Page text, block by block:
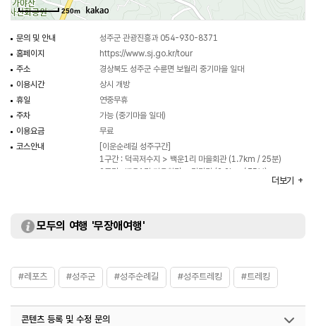
250m
문의 및 안내
성주군 관광진흥과 054-930-8371
홈페이지
https://www.sj.go.kr/tour
주소
경상북도 성주군 수륜면 보월리 중기마을 일대
이용시간
상시 개방
휴일
연중무휴
주차
가능 (중기마을 일대)
이용요금
무료
코스안내
[이운순례길 성주구간]
1구간 : 덕곡저수지 > 백운1리 마을회관 (1.7km / 25분)
2구간 : 백운1리 마을회관 > 갈림길 (2.2km / 35분)
더보기
모두의 여행 '무장애여행'
#레포츠 #성주군 #성주순례길 #성주트레킹 #트레킹
콘텐츠 등록 및 수정 문의